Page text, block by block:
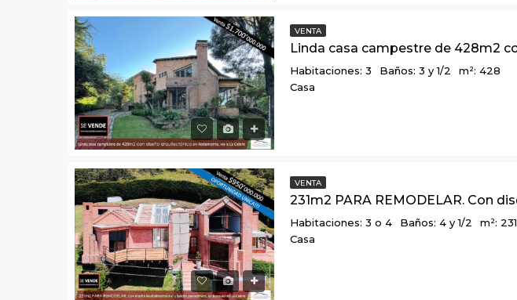
VENTA
Habitaciones: 3 Baños: 3 y 1/2
m²: 428
Casa
VENTA
Habitaciones: 3 o 4 Baños: 4 y 1/2
m²: 231
Casa